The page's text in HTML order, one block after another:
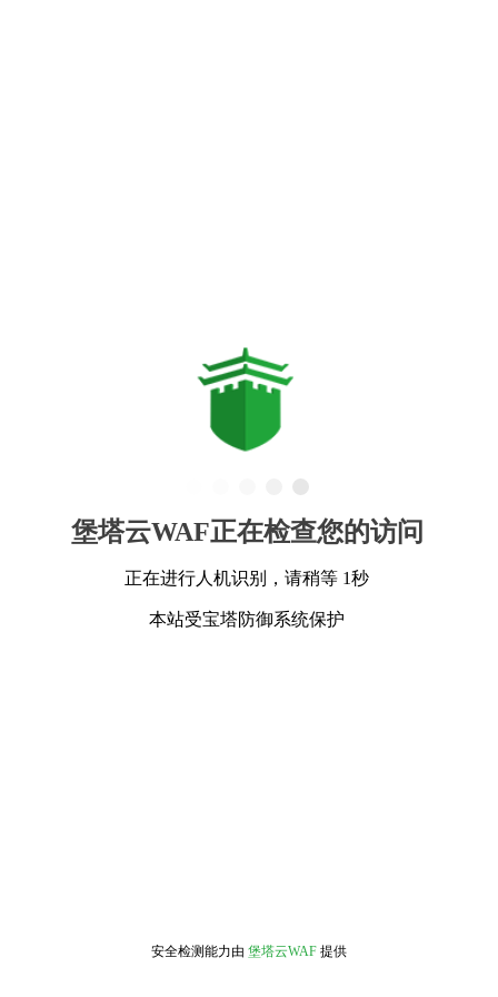
堡塔云WAF正在检查您的访问
正在进行人机识别，请稍等 1秒
本站受宝塔防御系统保护
安全检测能力由 堡塔云WAF 提供